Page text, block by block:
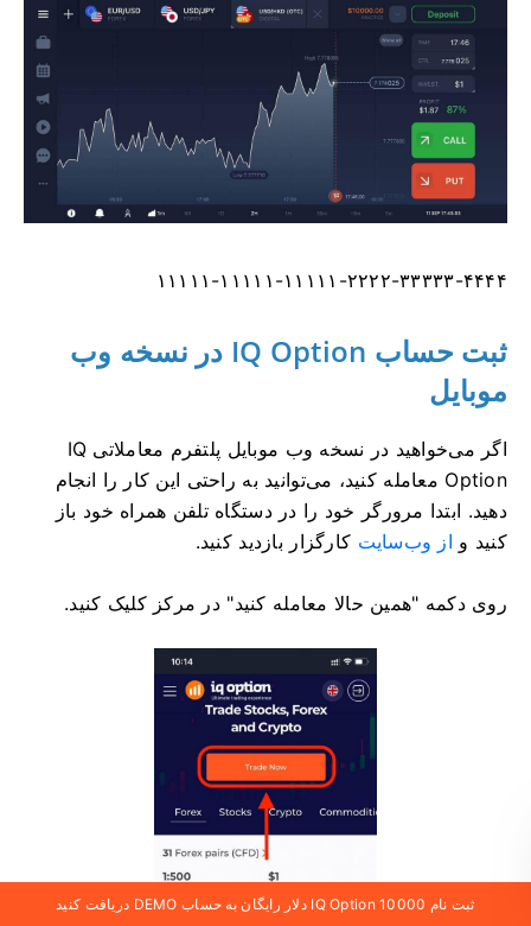
۱۱۱۱۱-۱۱۱۱۱-۱۱۱۱۱-۲۲۲۲-۳۳۳۳۳-۴۴۴۴
ثبت حساب IQ Option در نسخه وب
موبایل
اگر می‌خواهید در نسخه وب موبایل پلتفرم معاملاتی IQ
Option معامله کنید، می‌توانید به راحتی این کار را انجام
دهید. ابتدا مرورگر خود را در دستگاه تلفن همراه خود باز
کنید و از وب‌سایت کارگزار بازدید کنید.
روی دکمه "همین حالا معامله کنید" در مرکز کلیک کنید.
ثبت نام IQ Option 10000 دلار رایگان به حساب DEMO دریافت کنید